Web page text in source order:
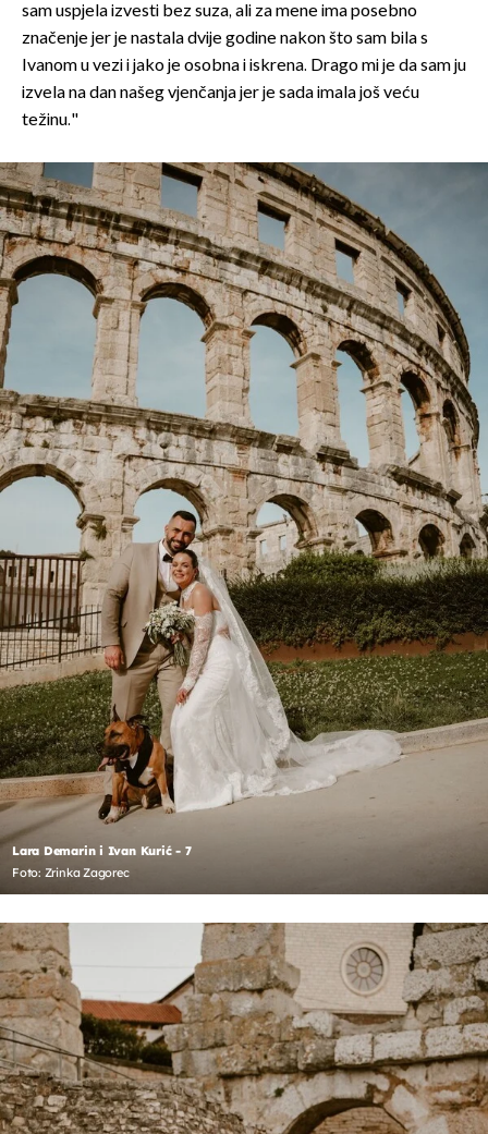
sam uspjela izvesti bez suza, ali za mene ima posebno
značenje jer je nastala dvije godine nakon što sam bila s
Ivanom u vezi i jako je osobna i iskrena. Drago mi je da sam ju
izvela na dan našeg vjenčanja jer je sada imala još veću
težinu."
Lara Demarin i Ivan Kurić - 7
Foto: Zrinka Zagorec